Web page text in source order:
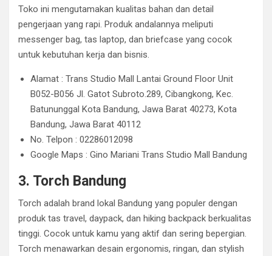
Toko ini mengutamakan kualitas bahan dan detail
pengerjaan yang rapi. Produk andalannya meliputi
messenger bag, tas laptop, dan briefcase yang cocok
untuk kebutuhan kerja dan bisnis.
Alamat : Trans Studio Mall Lantai Ground Floor Unit
B052-B056 Jl. Gatot Subroto.289, Cibangkong, Kec.
Batununggal Kota Bandung, Jawa Barat 40273, Kota
Bandung, Jawa Barat 40112
No. Telpon : 02286012098
Google Maps : Gino Mariani Trans Studio Mall Bandung
3. Torch Bandung
Torch adalah brand lokal Bandung yang populer dengan
produk tas travel, daypack, dan hiking backpack berkualitas
tinggi. Cocok untuk kamu yang aktif dan sering bepergian.
Torch menawarkan desain ergonomis, ringan, dan stylish